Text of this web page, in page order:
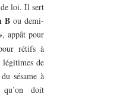
loi. Il sert
B ou demi-
, appât pour
rétifs à
de
sésame à
qu’on doit